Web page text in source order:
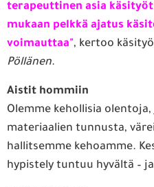
terapeuttinen asia
mukaan pelkkä ajatus
voimauttaa", kertoo
Pöllänen.
Aistit hommiin
Olemme kehollisia
materiaalien tunnusta,
hallitsemme kehoamme.
hypistely tuntuu hyvältä –